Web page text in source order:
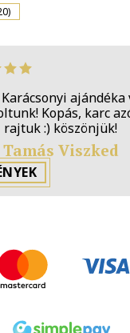
ajándéka
Kopás, karc
rajtuk :) köszönjük!
Tamás Viszked